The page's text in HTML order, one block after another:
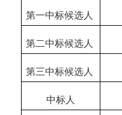
第一中标候选人
第二中标候选人
第三中标候选人
中标人